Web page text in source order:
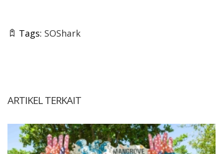
Tags: SOShark
ARTIKEL TERKAIT